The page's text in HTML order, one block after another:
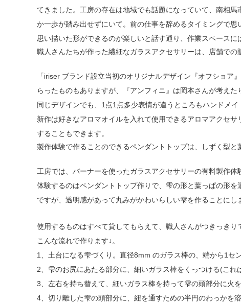
てきました。工房の存在は地域でも話題になっていて、南相
か一歩が踏み出せずにいて。前の仕事を辞めるタイミングで
思い描いた形ができるのが楽しいと話す通り、作業スペース
職人さんたちが作った繊細なガラスアクセサリーは、店舗での
「iriser ブランド設立当初のオリジナルデザイン『オフショ
らったものもありますが、『アンフィニ』は岡本さんが考え
同じデザインでも、1点1点多少表情が違うところもハンドメ
新作は好きなアロマオイルを入れて使用できるアロマアクセ
することもできます。
製作体験で作ることのできるペンダントトップは、しずく型
工房では、バーナーを使ったガラスアクセサリーの有料製作
体験するのはペンダントトップ作りで、雫の形と葉っぱの形
ですが、透明感があって丸みがかわいらしい雫を作ることにし
使用するものはすべて貸してもらえて、職人さんがつきっきり
こんな流れで作ります↓。
1、土台になる雫づくり。直径8mm のガラス棒の、端から1セ
2、雫のお尻にあたる部分に、細いガラス棒をくっつける(こ
3、左右を持ち替えて、細いガラス棒を持って雫の頭部分に火
4、切り離した雫の頭部分に、紐を通すための半円のわっかを